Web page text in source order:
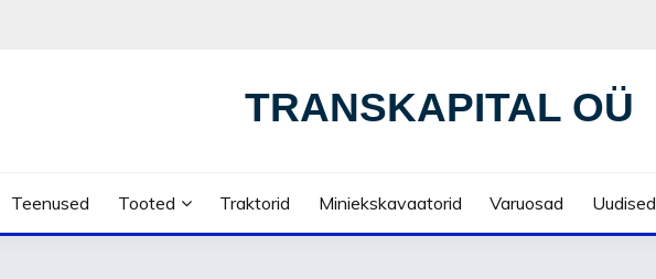
TRANSKAPITAL OÜ
Teenused Tooted Traktorid Miniekskavaatorid Varuosad Uudised